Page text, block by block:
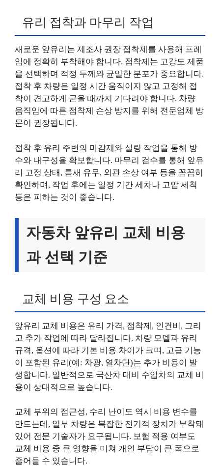
유리 접착과 마무리 작업
새로운 앞유리는 제조사 권장 접착제를 사용해 프레
임에 정확히 부착해야 합니다. 접착제는 고강도 제품
을 선택하며 적정 두께와 균일한 분포가 중요합니다.
접착 후 차량은 일정 시간 움직이지 않고 고정해 접
착이 견고하게 굳을 때까지 기다려야 합니다. 차량
움직임에 따른 접착제 손상 방지를 위해 전문업체 방
문이 권장됩니다.
접착 후 유리 주변의 마감재와 실링 작업을 통해 방
수와 내구성을 확보합니다. 마무리 검수를 통해 앞유
리 고정 상태, 틈새 유무, 외관 손상 여부 등을 꼼꼼히
확인하며, 작업 후에는 일정 기간 세차나 고압 세척
등은 피하는 것이 좋습니다.
자동차 앞유리 교체 비용
과 선택 기준
교체 비용 구성 요소
앞유리 교체 비용은 유리 가격, 접착제, 인건비, 그리
고 추가 작업에 따라 달라집니다. 차량 모델과 유리
규격, 옵션에 따라 기본 비용 차이가 크며, 고급 기능
이 포함된 유리(예: 차광, 열차단)는 추가 비용이 발
생합니다. 일반적으로 국산차 대비 수입차의 교체 비
용이 상대적으로 높습니다.
교체 부위의 접근성, 수리 난이도 역시 비용 변수를
만드는데, 일부 차량은 복잡한 전기적 장치가 부착돼
있어 전문 기술자가 요구됩니다. 보험 적용 여부도
교체 비용 중 큰 영향을 미쳐 개인 부담이 큰 폭으로
줄어들 수 있습니다.